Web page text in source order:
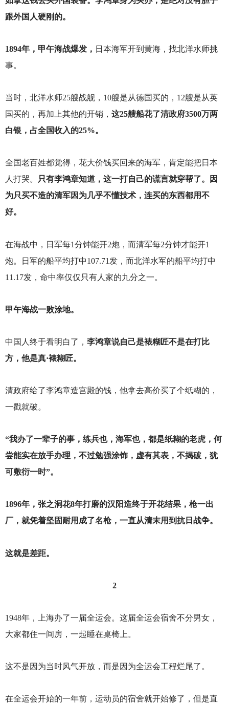
跟外国人硬刚的。
1894年，甲午海战爆发， 日本海军开到黄海，找北洋水师挑
事。
当时，北洋水师25艘战舰，10艘是从德国买的，12艘是从英
国买的，再加上其他的开销， 这25艘船花了清政府3500万两
白银，占全国收入的25%。
全国老百姓都觉得，花大价钱买回来的海军，肯定能把日本
人打哭。
只有李鸿章知道，这一打自己的谎言就穿帮了。因
为只买不造的清军因为几乎不懂技术，连买的东西都用不
好。
在海战中，日军每1分钟能开2炮，而清军每2分钟才能开1
炮。日军的船平均打中107.71发，而北洋水军的船平均打中
11.17发，命中率仅仅只有人家的九分之一。
甲午海战一败涂地。
中国人终于看明白了， 李鸿章说自己是裱糊匠不是在打比
方，他是真·裱糊匠。
清政府给了李鸿章造宫殿的钱，他拿去高价买了个纸糊的，
一戳就破。
“我办了一辈子的事，练兵也，海军也，都是纸糊的老虎，何
尝能实在放手办理，不过勉强涂饰，虚有其表，不揭破，犹
可敷衍一时”。
1896年，张之洞花8年打磨的汉阳造终于开花结果，枪一出
厂，就凭着坚固耐用成了名枪，一直从清末用到抗日战争。
这就是差距。
2
1948年，上海办了一届全运会。这届全运会宿舍不分男女，
大家都住一间房，一起睡在桌椅上。
这不是因为当时风气开放，而是因为全运会工程烂尾了。
在全运会开始的一年前，运动员的宿舍就开始修了，但是直